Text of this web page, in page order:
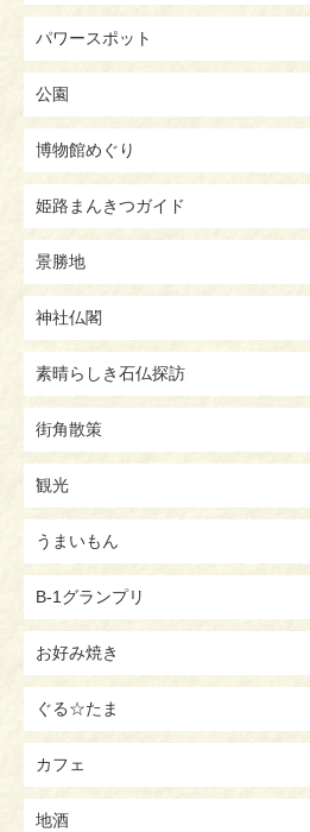
パワースポット
公園
博物館めぐり
姫路まんきつガイド
景勝地
神社仏閣
素晴らしき石仏探訪
街角散策
観光
うまいもん
B-1グランプリ
お好み焼き
ぐる☆たま
カフェ
地酒